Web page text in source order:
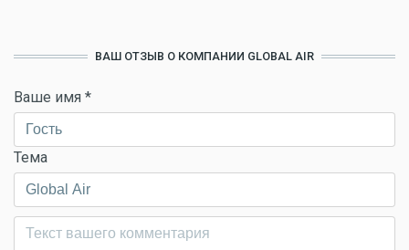
ВАШ ОТЗЫВ О КОМПАНИИ GLOBAL AIR
Ваше имя *
Тема
Комментарий*